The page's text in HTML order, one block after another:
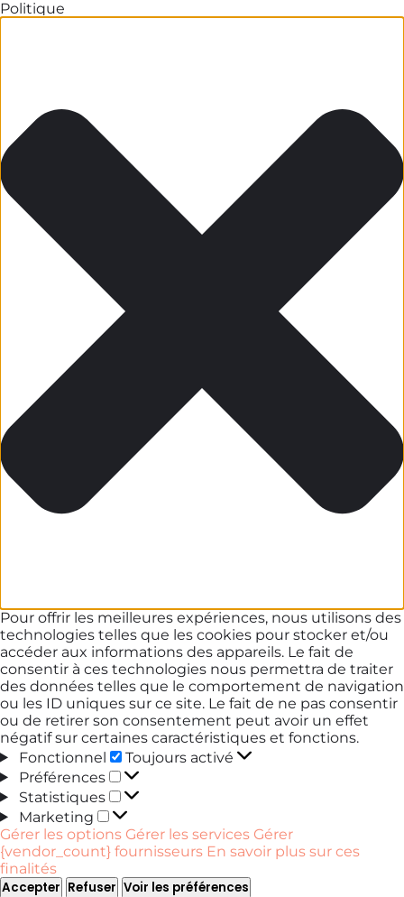
Politique
Pour offrir les meilleures expériences, nous utilisons des
technologies telles que les cookies pour stocker et/ou
accéder aux informations des appareils. Le fait de
consentir à ces technologies nous permettra de traiter
des données telles que le comportement de navigation
ou les ID uniques sur ce site. Le fait de ne pas consentir
ou de retirer son consentement peut avoir un effet
négatif sur certaines caractéristiques et fonctions.
Fonctionnel
Fonctionnel
Toujours activé
Préférences
Préférences
Statistiques
Statistiques
Marketing
Marketing
Gérer les options Gérer les services Gérer
{vendor_count} fournisseurs En savoir plus sur ces
finalités
Accepter Refuser Voir les préférences